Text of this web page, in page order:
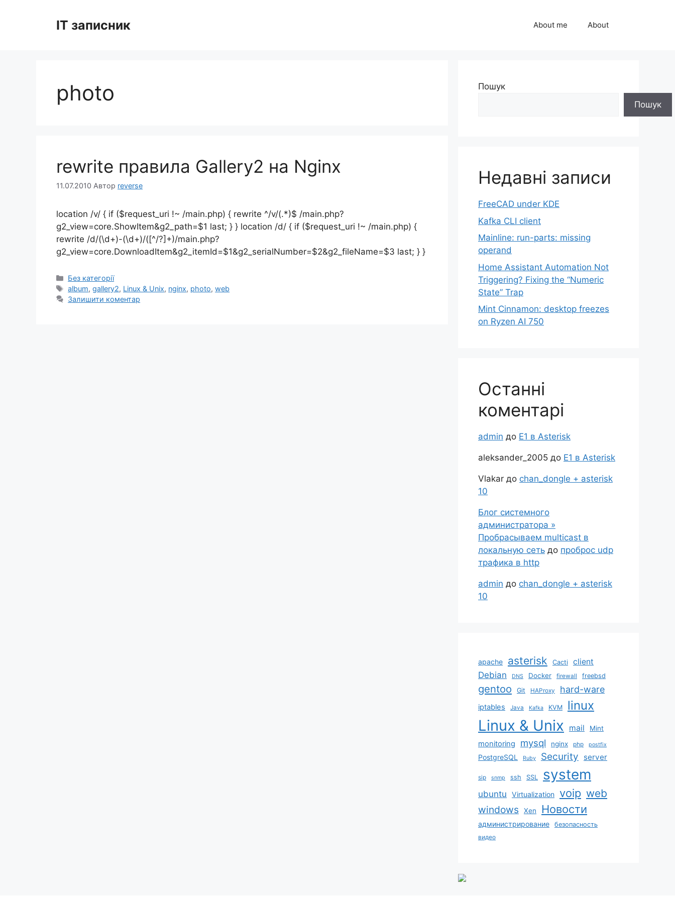
IT записник About me About
photo
rewrite правила Gallery2 на Nginx
11.07.2010 Автор reverse
location /v/ { if ($request_uri !~ /main.php) { rewrite ^/v/(.*)$ /main.php?
g2_view=core.ShowItem&g2_path=$1 last; } } location /d/ { if ($request_uri !~ /main.php) {
rewrite /d/(\d+)-(\d+)/([^/?]+)/main.php?
g2_view=core.DownloadItem&g2_itemId=$1&g2_serialNumber=$2&g2_fileName=$3 last; } }
Категорії
Без категорії
Позначки
album,gallery2, Linux & Unix, nginx, photo,web
Залишити коментар
Пошук
Пошук
Недавні записи
FreeCAD under KDE
Kafka CLI client
Mainline: run-parts: missing
operand
Home Assistant Automation Not
Triggering? Fixing the “Numeric
State” Trap
Mint Cinnamon: desktop freezes
on Ryzen AI 750
Останні
коментарі
admin до Е1 в Asterisk
aleksander_2005 до Е1 в Asterisk
Vlakar до chan_dongle + asterisk
10
Блог системного
администратора »
Пробрасываем multicast в
локальную сеть до проброс udp
трафика в http
admin до chan_dongle + asterisk
10
apache asterisk Cacti client
Debian DNS Docker firewall freebsd
gentoo Git HAProxy hard-ware
iptables Java Kafka KVM linux
Linux & Unix mail Mint
monitoring mysql nginx php postfix
PostgreSQL Ruby Security server
sip snmp ssh SSL system
ubuntu Virtualization voip web
windows Xen Новости
администрирование безопасность
видео